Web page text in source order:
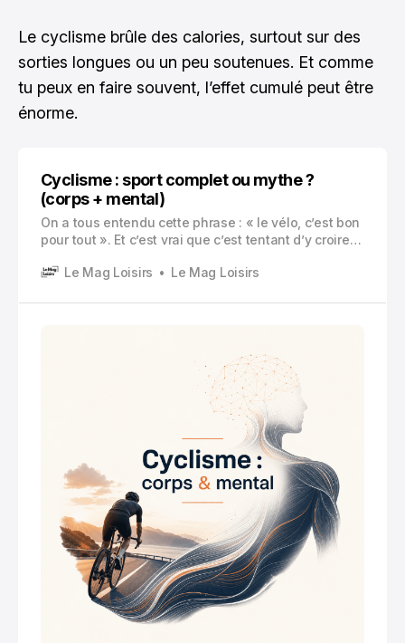
Le cyclisme brûle des calories, surtout sur des
sorties longues ou un peu soutenues. Et comme
tu peux en faire souvent, l’effet cumulé peut être
énorme.
Cyclisme : sport complet ou mythe ?
(corps + mental)
On a tous entendu cette phrase : « le vélo, c’est bon
pour tout ». Et c’est vrai que c’est tentant d’y croire.
reviens un peu rincé mais content. Pas besoin de
semblant d’aimer les burpees.
Le Mag Loisirs Le Mag Loisirs